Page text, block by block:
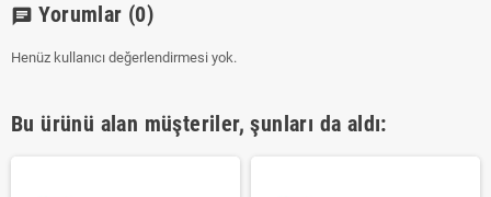
chat Yorumlar (0)
Henüz kullanıcı değerlendirmesi yok.
Bu ürünü alan müşteriler, şunları da aldı: